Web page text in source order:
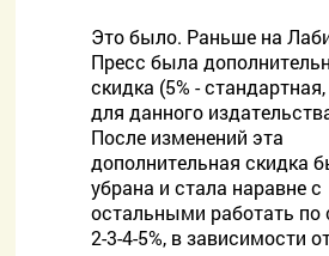
Это было. Раньше на
Пресс была
скидка (5% - стандартная,
для данного
После изменений эта
дополнительная скидка
убрана и стала наравне с
остальными работать по
2-3-4-5%, в зависимости